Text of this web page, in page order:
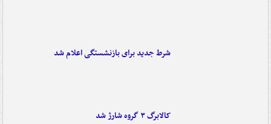
شرط جدید برای بازنشستگی اعلام شد
کالابرگ ۳ گروه شارژ شد